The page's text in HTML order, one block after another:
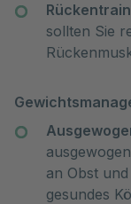
sollten Sie
an Obst
gesundes